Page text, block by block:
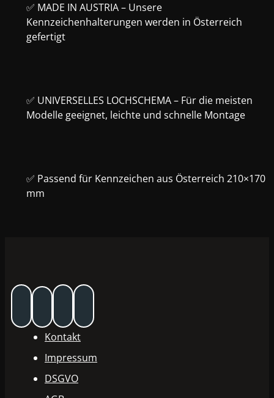
✅ MADE IN AUSTRIA – Unsere
Kennzeichenhalterungen werden in Österreich
gefertigt
✅ UNIVERSELLES LOCHSCHEMA – Für die meisten
Modelle geeignet, leichte und schnelle Montage
✅ Passend für Kennzeichen aus Österreich 210×170
mm
Kontakt
Impressum
DSGVO